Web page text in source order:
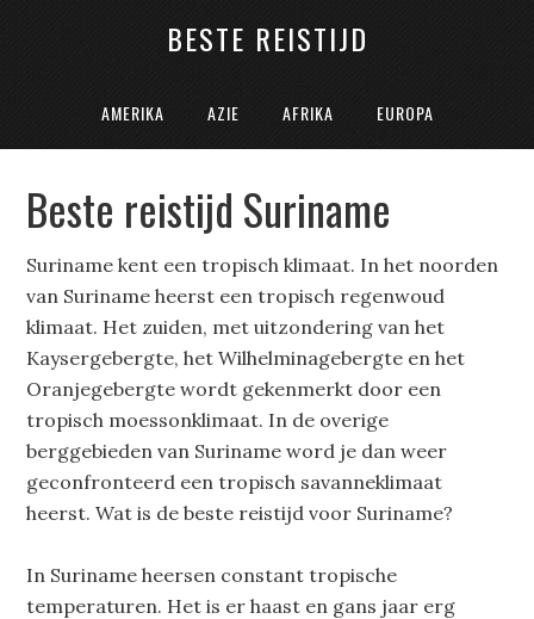
BESTE REISTIJD
AMERIKA AZIE AFRIKA EUROPA
Beste reistijd Suriname
Suriname kent een tropisch klimaat. In het noorden
van Suriname heerst een tropisch regenwoud
klimaat. Het zuiden, met uitzondering van het
Kaysergebergte, het Wilhelminagebergte en het
Oranjegebergte wordt gekenmerkt door een
tropisch moessonklimaat. In de overige
berggebieden van Suriname word je dan weer
geconfronteerd een tropisch savanneklimaat
heerst. Wat is de beste reistijd voor Suriname?
In Suriname heersen constant tropische
temperaturen. Het is er haast en gans jaar erg